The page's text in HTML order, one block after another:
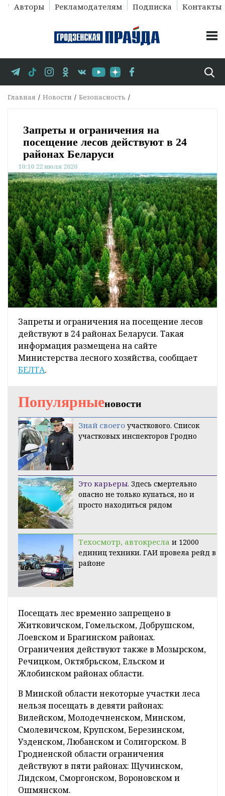
Авторы Рекламодателям Подписка Контакты
Главная Новости Безопасность
Запреты и ограничения на
посещение лесов действуют в 24
районах Беларуси
10:10 22 июля 2020
Запреты и ограничения на посещение лесов
действуют в 24 районах Беларуси. Такая
информация размещена на сайте
Министерства лесного хозяйства, сообщает
БЕЛТА.
Популярныеновости
Знай своего участкового. Список
участковых инспекторов Гродно
Это карьеры. Здесь смертельно
опасно не только купаться, но и
просто находиться рядом
Техосмотр, автокресла и 12000
единиц техники. ГАИ провела рейд в
районе
Посещать лес временно запрещено в
Житковичском, Гомельском, Добрушском,
Лоевском и Брагинском районах.
Ограничения действуют также в Мозырском,
Речицком, Октябрьском, Ельском и
Жлобинском районах области.
В Минской области некоторые участки леса
нельзя посещать в девяти районах:
Вилейском, Молодечненском, Минском,
Смолевичском, Крупском, Березинском,
Узденском, Любанском и Солигорском. В
Гродненской области ограничения
действуют в пяти районах: Щучинском,
Лидском, Сморгонском, Вороновском и
Ошмянском.